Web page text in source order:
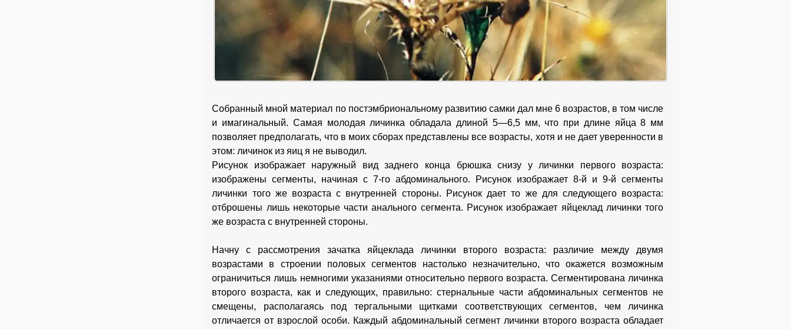
Собранный мной материал по постэмбриональному развитию самки дал мне 6 возрастов, в том числе
и имагинальный. Самая молодая личинка обладала длиной 5—6,5 мм, что при длине яйца 8 мм
позволяет предполагать, что в моих сборах представлены все возрасты, хотя и не дает уверенности в
этом: личинок из яиц я не выводил.
Рисунок изображает наружный вид заднего конца брюшка снизу у личинки первого возраста:
изображены сегменты, начиная с 7-го абдоминального. Рисунок изображает 8-й и 9-й сегменты
личинки того же возраста с внутренней стороны. Рисунок дает то же для следующего возраста:
отброшены лишь некоторые части анального сегмента. Рисунок изображает яйцеклад личинки того
же возраста с внутренней стороны.
Начну с рассмотрения зачатка яйцеклада личинки второго возраста: различие между двумя
возрастами в строении половых сегментов настолько незначительно, что окажется возможным
ограничиться лишь немногими указаниями относительно первого возраста. Сегментирована личинка
второго возраста, как и следующих, правильно: стернальные части абдоминальных сегментов не
смещены, располагаясь под тергальными щитками соответствующих сегментов, чем личинка
отличается от взрослой особи. Каждый абдоминальный сегмент личинки второго возраста обладает